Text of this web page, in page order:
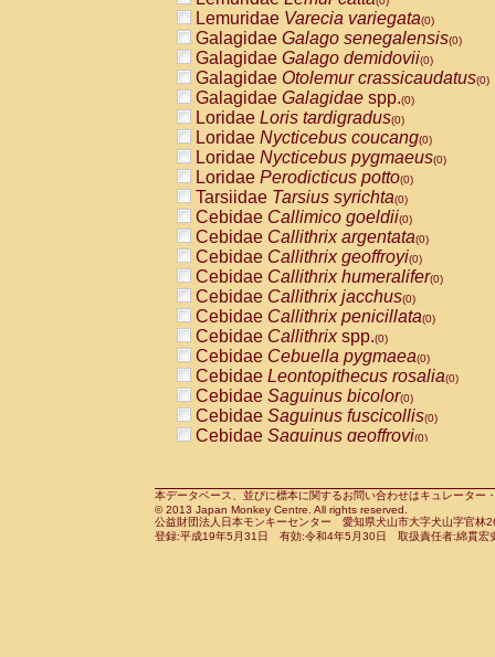
AtelidaeAlouattaspp.(0)
AtelidaeAteles belzebuth(0)
AtelidaeAteles geoffroyi(0)
AtelidaeAteles paniscus(0)
AtelidaeAtelesspp.(0)
Atelidae Lagothrix lagothricha
AtelidaeLagothrix lagothricha cana
PitheciidaeCacajao calvus
PitheciidaeCallicebus cupreus
PitheciidaeCallicebus donacophilus
PitheciidaeCallicebus moloch
PitheciidaeCallicebus torquatus
PitheciidaeCallicebusspp.(0)
PitheciidaeChiropotes satanas(0)
PitheciidaePithecia monachus
PitheciidaePithecia pithecia(0)
CercopithecidaeCercocebus agilis
CercopithecidaeCercocebus
CercopithecidaeCercocebus
CercopithecidaeCercocebus
CercopithecidaeCercocebus
CercopithecidaeCercocebushybrid
CercopithecidaePapio anubis(0)
CercopithecidaePapio cynocephalus
CercopithecidaePapio hamadryas(0)
Lemuridae Varecia variegata(0)
Galagidae Galago senegalensis(0)
Galagidae Galago demidovii(0)
Galagidae Otolemur crassicaudatus(0)
Galagidae Galagidae spp.(0)
Loridae Loris tardigradus(0)
Loridae Nycticebus coucang(0)
Loridae Nycticebus pygmaeus(0)
Loridae Perodicticus potto(0)
Tarsiidae Tarsius syrichta(0)
Cebidae Callimico goeldii(0)
Cebidae Callithrix argentata(0)
Cebidae Callithrix geoffroyi(0)
Cebidae Callithrix humeralifer(0)
Cebidae Callithrix jacchus(0)
Cebidae Callithrix penicillata(0)
Cebidae Callithrixspp.(0)
Cebidae Cebuella pygmaea(0)
Cebidae Leontopithecus rosalia(0)
Cebidae Saguinus bicolor(0)
Cebidae Saguinus fuscicollis(0)
Cebidae Saguinus geoffroyi(0)
CebidaeSaguinus leucopus(0)
CebidaeSaguinus midas(0)
Cebidae Saguinus mystax(0)
本データベース、並びに標本に関するお問い合わせはキュレータ
© 2013 Japan Monkey Centre. All rights reserved.
公益財団法人日本モンキーセンター 愛知県犬山市大字犬山字官
登録:平成19年5月31日 有効:令和4年5月30日 取扱責任者:綿貫宏